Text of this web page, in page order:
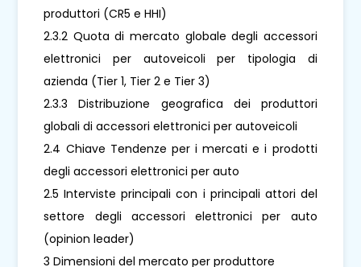
produttori (CR5 e HHI)
2.3.2 Quota di mercato globale degli accessori
elettronici per autoveicoli per tipologia di
azienda (Tier 1, Tier 2 e Tier 3)
2.3.3 Distribuzione geografica dei produttori
globali di accessori elettronici per autoveicoli
2.4 Chiave Tendenze per i mercati e i prodotti
degli accessori elettronici per auto
2.5 Interviste principali con i principali attori del
settore degli accessori elettronici per auto
(opinion leader)
3 Dimensioni del mercato per produttore